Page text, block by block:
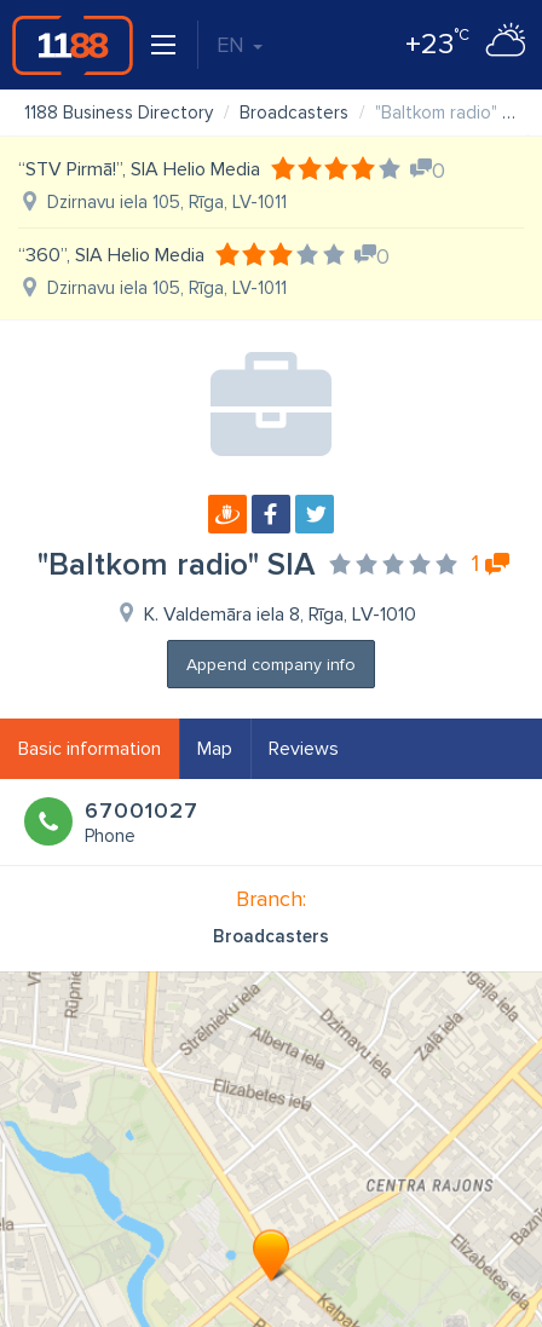
EN +23°C
1188 Business Directory Broadcasters "Baltkom radio" SIA
“STV Pirmā!”, SIA Helio Media 0
Dzirnavu iela 105, Rīga, LV-1011
“360”, SIA Helio Media 0
Dzirnavu iela 105, Rīga, LV-1011
"Baltkom radio" SIA 1
K. Valdemāra iela 8, Rīga, LV-1010
Append company info
Basic information Map Reviews
67001027
Phone
Branch:
Broadcasters